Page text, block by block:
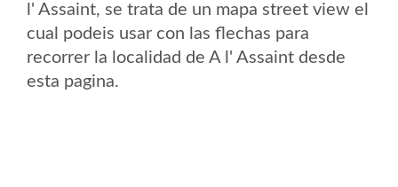
l' Assaint, se trata de un mapa street view el
cual podeis usar con las flechas para
recorrer la localidad de A l' Assaint desde
esta pagina.